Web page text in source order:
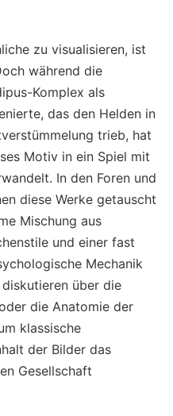
zu visualisieren, ist
während die
Komplex als
das den Helden in
trieb, hat
Motiv in ein Spiel mit
In den Foren und
diese Werke getauscht
Mischung aus
und einer fast
Mechanik
über die
die Anatomie der
klassische
der Bilder das
Gesellschaft